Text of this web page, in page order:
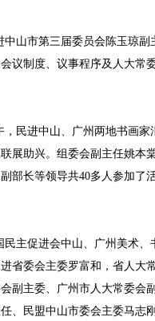
山市第三届委员会陈玉琼副
议制度、议事程序及人大常
民进中山、广州两地书画家
展助兴。组委会副主任姚本
部长等领导共40多人参加了活
主促进会中山、广州美术、
省委会主委罗富和，省人大
副主委、广州市人大常委会
、民盟中山市委会主委马志